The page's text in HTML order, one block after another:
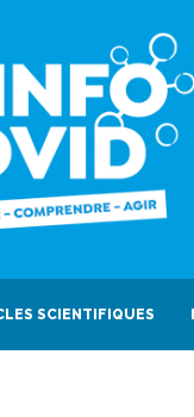
SCIENTIFIQUES